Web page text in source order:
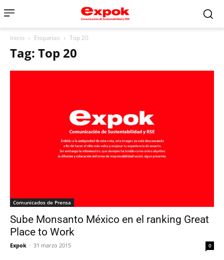
Inicio Etiquetas Top 20
Tag: Top 20
Comunicados de Prensa
Sube Monsanto México en el ranking Great
Place to Work
Expok - 31 marzo 2015 0